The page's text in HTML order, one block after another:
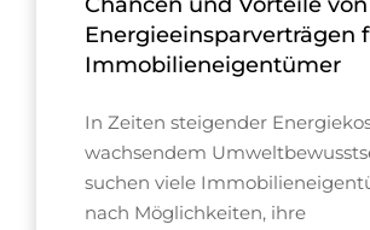
Energieeinsparverträgen
Immobilieneigentümer
In Zeiten steigender
wachsendem
suchen viele
nach Möglichkeiten, ihre